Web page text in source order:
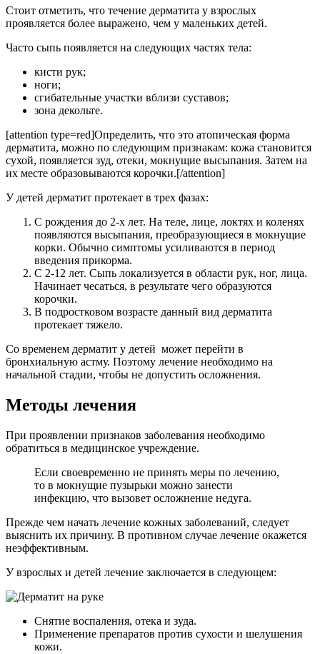
Стоит отметить, что течение дерматита у взрослых
проявляется более выражено, чем у маленьких детей.
Часто сыпь появляется на следующих частях тела:
кисти рук;
ноги;
сгибательные участки вблизи суставов;
зона декольте.
[attention type=red]Определить, что это атопическая форма
дерматита, можно по следующим признакам: кожа становится
сухой, появляется зуд, отеки, мокнущие высыпания. Затем на
их месте образовываются корочки.[/attention]
У детей дерматит протекает в трех фазах:
С рождения до 2-х лет. На теле, лице, локтях и коленях
появляются высыпания, преобразующиеся в мокнущие
корки. Обычно симптомы усиливаются в период
введения прикорма.
С 2-12 лет. Сыпь локализуется в области рук, ног, лица.
Начинает чесаться, в результате чего образуются
корочки.
В подростковом возрасте данный вид дерматита
протекает тяжело.
Со временем дерматит у детей может перейти в
бронхиальную астму. Поэтому лечение необходимо на
начальной стадии, чтобы не допустить осложнения.
Методы лечения
При проявлении признаков заболевания необходимо
обратиться в медицинское учреждение.
Если своевременно не принять меры по лечению,
то в мокнущие пузырьки можно занести
инфекцию, что вызовет осложнение недуга.
Прежде чем начать лечение кожных заболеваний, следует
выяснить их причину. В противном случае лечение окажется
неэффективным.
У взрослых и детей лечение заключается в следующем:
Снятие воспаления, отека и зуда.
Применение препаратов против сухости и шелушения
кожи.